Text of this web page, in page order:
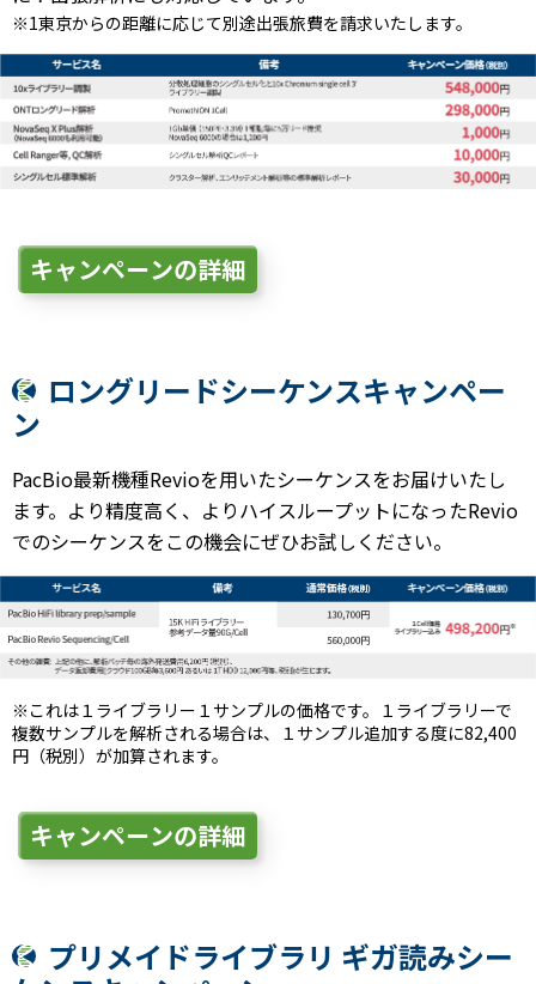
※1東京からの距離に応じて別途出張旅費を請求いたします。
キャンペーンの詳細
ロングリードシーケンスキャンペー
ン
PacBio最新機種Revioを用いたシーケンスをお届けいたし
ます。より精度高く、よりハイスループットになったRevio
でのシーケンスをこの機会にぜひお試しください。
※これは１ライブラリー１サンプルの価格です。１ライブラリーで
複数サンプルを解析される場合は、１サンプル追加する度に82,400
円（税別）が加算されます。
キャンペーンの詳細
プリメイドライブラリ ギガ読みシー